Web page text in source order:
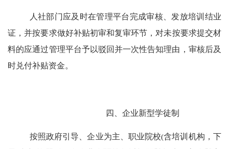
人社部门应及时在管理平台完成审核、发放培训结业
证，并按要求做好补贴初审和复审环节，对未按要求提交材
料的应通过管理平台予以驳回并一次性告知理由，审核后及
时兑付补贴资金。
四、企业新型学徒制
按照政府引导、企业为主、职业院校(含培训机构，下